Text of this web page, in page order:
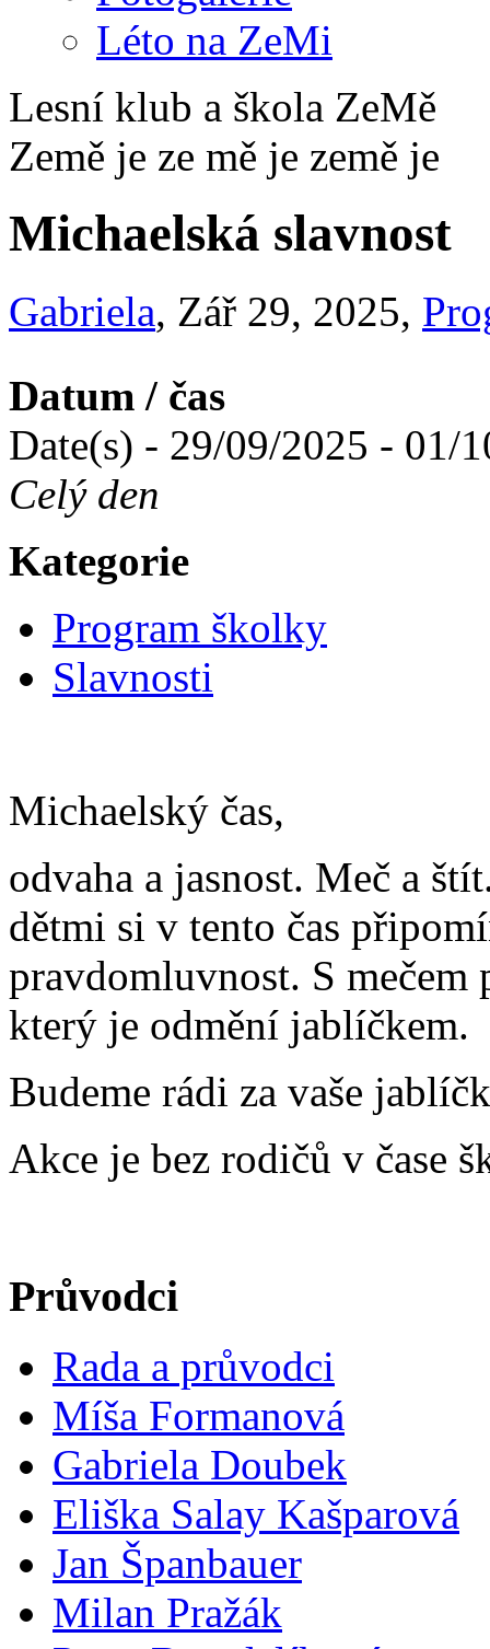
Léto na ZeMi
Lesní klub a škola ZeMě
Země je ze mě je země je
Michaelská slavnost
Gabriela, Zář 29, 2025,
Datum / čas
Date(s) - 29/09/2025 - 01/
Celý den
Kategorie
Program školky
Slavnosti
Michaelský čas,
odvaha a jasnost. Meč a
dětmi si v tento čas
pravdomluvnost. S
který je odmění jablíčkem.
Budeme rádi za vaše
Akce je bez rodičů v čase
Průvodci
Rada a průvodci
Míša Formanová
Gabriela Doubek
Eliška Salay Kašparová
Jan Španbauer
Milan Pražák